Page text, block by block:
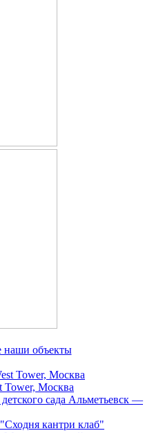
наши объекты
Tower, Москва
Альметьевск —
кантри клаб"